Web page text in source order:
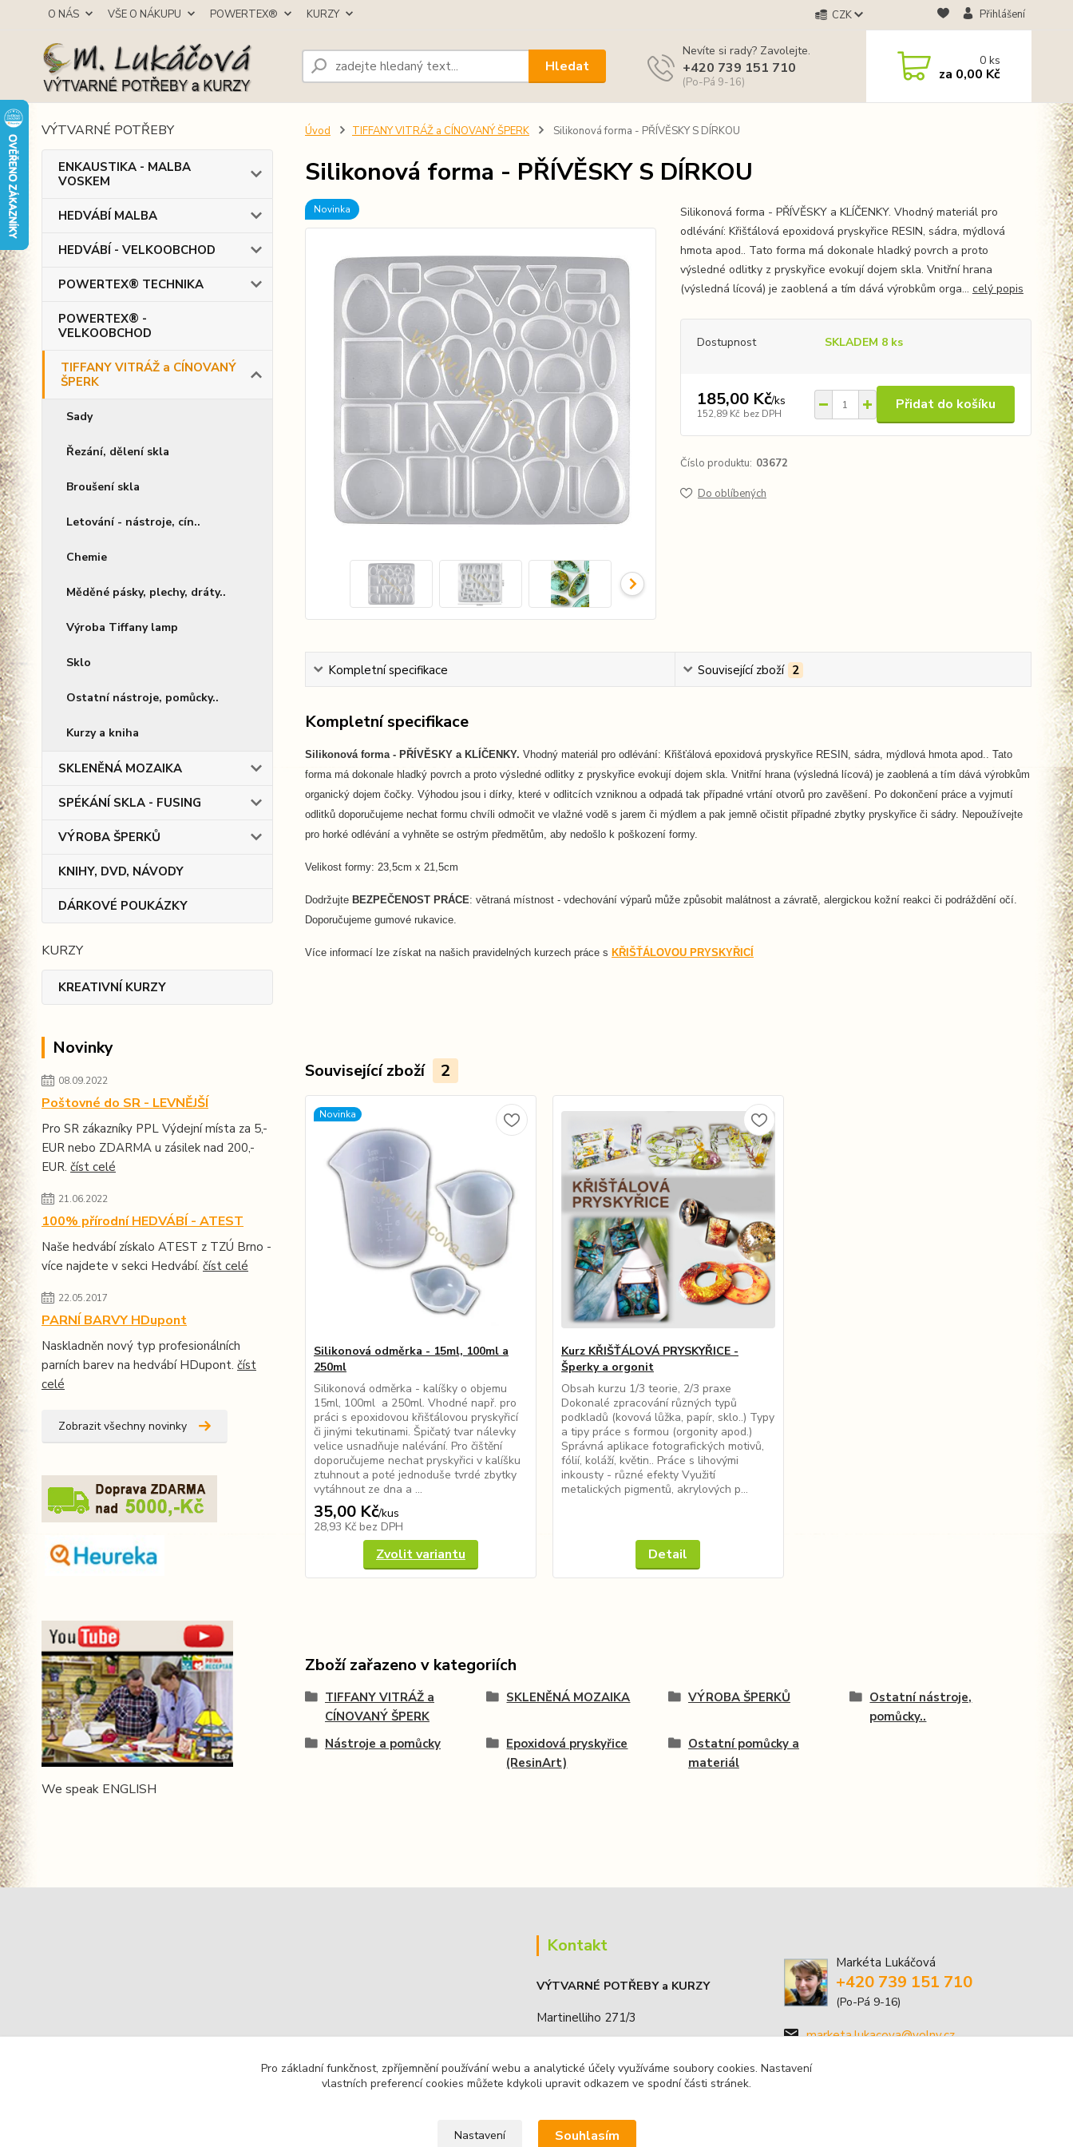
O NÁS VŠE O NÁKUPU POWERTEX® KURZY CZK Přihlášení
Hledat
Nevíte si rady? Zavolejte.
+420 739 151 710
(Po-Pá 9-16)
0ks
za 0,00 Kč
VÝTVARNÉ POTŘEBY
ENKAUSTIKA - MALBA
VOSKEM
HEDVÁBÍ MALBA
HEDVÁBÍ - VELKOOBCHOD
POWERTEX® TECHNIKA
POWERTEX® -
VELKOOBCHOD
TIFFANY VITRÁŽ a CÍNOVANÝ
ŠPERK
Sady
Řezání, dělení skla
Broušení skla
Letování - nástroje, cín..
Chemie
Měděné pásky, plechy, dráty..
Výroba Tiffany lamp
Sklo
Ostatní nástroje, pomůcky..
Kurzy a kniha
SKLENĚNÁ MOZAIKA
SPÉKÁNÍ SKLA - FUSING
VÝROBA ŠPERKŮ
KNIHY, DVD, NÁVODY
DÁRKOVÉ POUKÁZKY
KURZY
KREATIVNÍ KURZY
Novinky
08.09.2022
Poštovné do SR - LEVNĚJŠÍ
Pro SR zákazníky PPL Výdejní místa za 5,-
EUR nebo ZDARMA u zásilek nad 200,-
EUR. číst celé
21.06.2022
100% přírodní HEDVÁBÍ - ATEST
Naše hedvábí získalo ATEST z TZÚ Brno -
více najdete v sekci Hedvábí. číst celé
22.05.2017
PARNÍ BARVY HDupont
Naskladněn nový typ profesionálních
parních barev na hedvábí HDupont. číst
celé
Zobrazit všechny novinky
We speak ENGLISH
Úvod TIFFANY VITRÁŽ a CÍNOVANÝ ŠPERK Silikonová forma - PŘÍVĚSKY S DÍRKOU
Silikonová forma - PŘÍVĚSKY S DÍRKOU
Novinka
Silikonová forma - PŘÍVĚSKY a KLÍČENKY. Vhodný materiál pro
odlévání: Křišťálová epoxidová pryskyřice RESIN, sádra, mýdlová
hmota apod.. Tato forma má dokonale hladký povrch a proto
výsledné odlitky z pryskyřice evokují dojem skla. Vnitřní hrana
(výsledná lícová) je zaoblená a tím dává výrobkům orga... celý popis
Dostupnost SKLADEM 8 ks
185,00 Kč/ks
152,89 Kč bez DPH
Přidat do košíku
Číslo produktu: 03672
Do oblíbených
Kompletní specifikace Související zboží 2
Kompletní specifikace
Silikonová forma - PŘÍVĚSKY a KLÍČENKY. Vhodný materiál pro odlévání: Křišťálová epoxidová pryskyřice RESIN, sádra, mýdlová hmota apod.. Tato
forma má dokonale hladký povrch a proto výsledné odlitky z pryskyřice evokují dojem skla. Vnitřní hrana (výsledná lícová) je zaoblená a tím dává výrobkům
organický dojem čočky. Výhodou jsou i dírky, které v odlitcích vzniknou a odpadá tak případné vrtání otvorů pro zavěšení. Po dokončení práce a vyjmutí
odlitků doporučujeme nechat formu chvíli odmočit ve vlažné vodě s jarem či mýdlem a pak jemně očistit případné zbytky pryskyřice či sádry. Nepoužívejte
pro horké odlévání a vyhněte se ostrým předmětům, aby nedošlo k poškození formy.
Velikost formy: 23,5cm x 21,5cm
Dodržujte BEZPEČENOST PRÁCE: větraná místnost - vdechování výparů může způsobit malátnost a závratě, alergickou kožní reakci či podráždění očí.
Doporučujeme gumové rukavice.
Více informací lze získat na našich pravidelných kurzech práce s KŘIŠŤÁLOVOU PRYSKYŘICÍ
Související zboží 2
Novinka
Silikonová odměrka - 15ml, 100ml a
250ml
Silikonová odměrka - kalíšky o objemu
15ml, 100ml a 250ml. Vhodné např. pro
práci s epoxidovou křišťálovou pryskyřicí
či jinými tekutinami. Špičatý tvar nálevky
velice usnadňuje nalévání. Pro čištění
doporučujeme nechat pryskyřici v kalíšku
ztuhnout a poté jednoduše tvrdé zbytky
vytáhnout ze dna a ...
35,00 Kč/kus
28,93 Kč bez DPH
Zvolit variantu
Kurz KŘIŠŤÁLOVÁ PRYSKYŘICE -
Šperky a orgonit
Obsah kurzu 1/3 teorie, 2/3 praxe
Dokonalé zpracování různých typů
podkladů (kovová lůžka, papír, sklo..) Typy
a tipy práce s formou (orgonity apod.)
Správná aplikace fotografických motivů,
fólií, koláží, květin.. Práce s lihovými
inkousty - různé efekty Využití
metalických pigmentů, akrylových p...
Detail
Zboží zařazeno v kategoriích
TIFFANY VITRÁŽ a
CÍNOVANÝ ŠPERK
SKLENĚNÁ MOZAIKA VÝROBA ŠPERKŮ
Ostatní nástroje,
pomůcky..
Nástroje a pomůcky
Epoxidová pryskyřice
(ResinArt)
Ostatní pomůcky a
materiál
Kontakt
VÝTVARNÉ POTŘEBY a KURZY
Martinelliho 271/3
IČO: 68885636
Markéta Lukáčová
+420 739 151 710
(Po-Pá 9-16)
marketa.lukacova@volny.cz
Pro základní funkčnost, zpříjemnění používání webu a analytické účely využíváme soubory cookies. Nastavení
vlastních preferencí cookies můžete kdykoli upravit odkazem ve spodní části stránek.
Nastavení Souhlasím